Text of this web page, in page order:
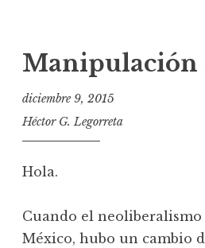
n
t
Manipulación
diciembre 9, 2015
Héctor G. Legorreta
Hola.
Cuando el
México, hubo un cambio